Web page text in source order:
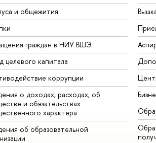
и общежития
граждан в НИУ ВШЭ
целевого капитала
коррупции
о доходах, расходах, об
и обязательствах
характера
об образовательной